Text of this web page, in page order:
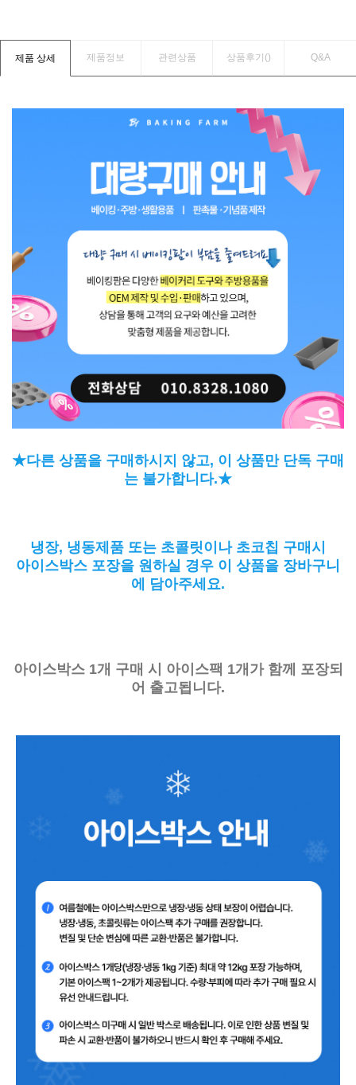
제품 상세 제품정보 관련상품 상품후기() Q&A
★다른 상품을 구매하시지 않고, 이 상품만 단독 구매
는 불가합니다.★
냉장, 냉동제품 또는 초콜릿이나 초코칩 구매시
아이스박스 포장을 원하실 경우 이 상품을 장바구니
에 담아주세요.
아이스박스 1개 구매 시 아이스팩 1개가 함께 포장되
어 출고됩니다.